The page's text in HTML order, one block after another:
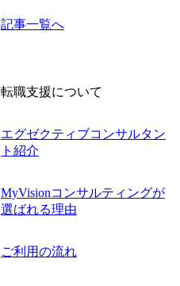
記事一覧へ
転職支援について
エグゼクティブコンサルタン
ト紹介
MyVisionコンサルティングが
選ばれる理由
ご利用の流れ